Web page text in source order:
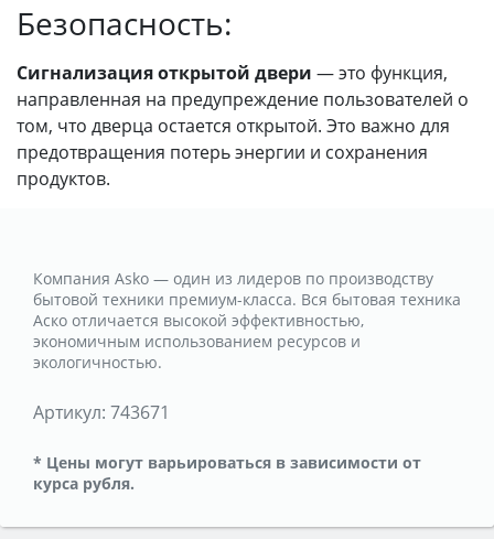
Безопасность:
Сигнализация открытой двери — это функция,
направленная на предупреждение пользователей о
том, что дверца остается открытой. Это важно для
предотвращения потерь энергии и сохранения
продуктов.
Компания Asko — один из лидеров по производству
бытовой техники премиум-класса. Вся бытовая техника
Аско отличается высокой эффективностью,
экономичным использованием ресурсов и
экологичностью.
Артикул: 743671
* Цены могут варьироваться в зависимости от
курса рубля.